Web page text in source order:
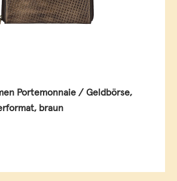
Portemonnaie / Geldbörse,
braun